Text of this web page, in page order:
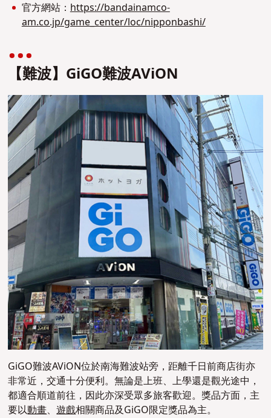
官方網站：https://bandainamco-
am.co.jp/game_center/loc/nipponbashi/
【難波】GiGO難波AViON
GiGO難波AViON位於南海難波站旁，距離千日前商店街亦
非常近，交通十分便利。無論是上班、上學還是觀光途中，
都適合順道前往，因此亦深受眾多旅客歡迎。獎品方面，主
要以動畫、遊戲相關商品及GiGO限定獎品為主。